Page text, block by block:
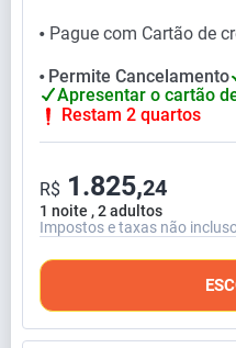
⬤ Pague com Cartão de
⬤ Permite Cancelamento
Apresentar o cartão
Restam 2 quartos
1 noite , 2 adultos
R$ 1.825,24
Impostos e taxas não